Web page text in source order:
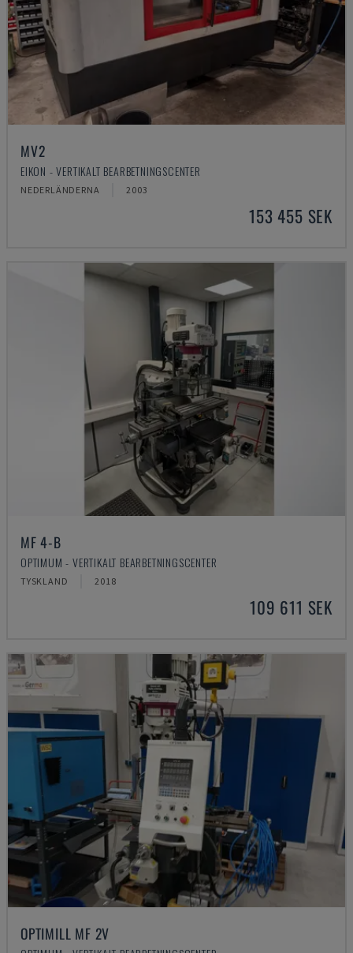
MV2
EIKON - VERTIKALT BEARBETNINGSCENTER
NEDERLÄNDERNA 2003
153 455 SEK
MF 4-B
OPTIMUM - VERTIKALT BEARBETNINGSCENTER
TYSKLAND 2018
109 611 SEK
OPTIMILL MF 2V